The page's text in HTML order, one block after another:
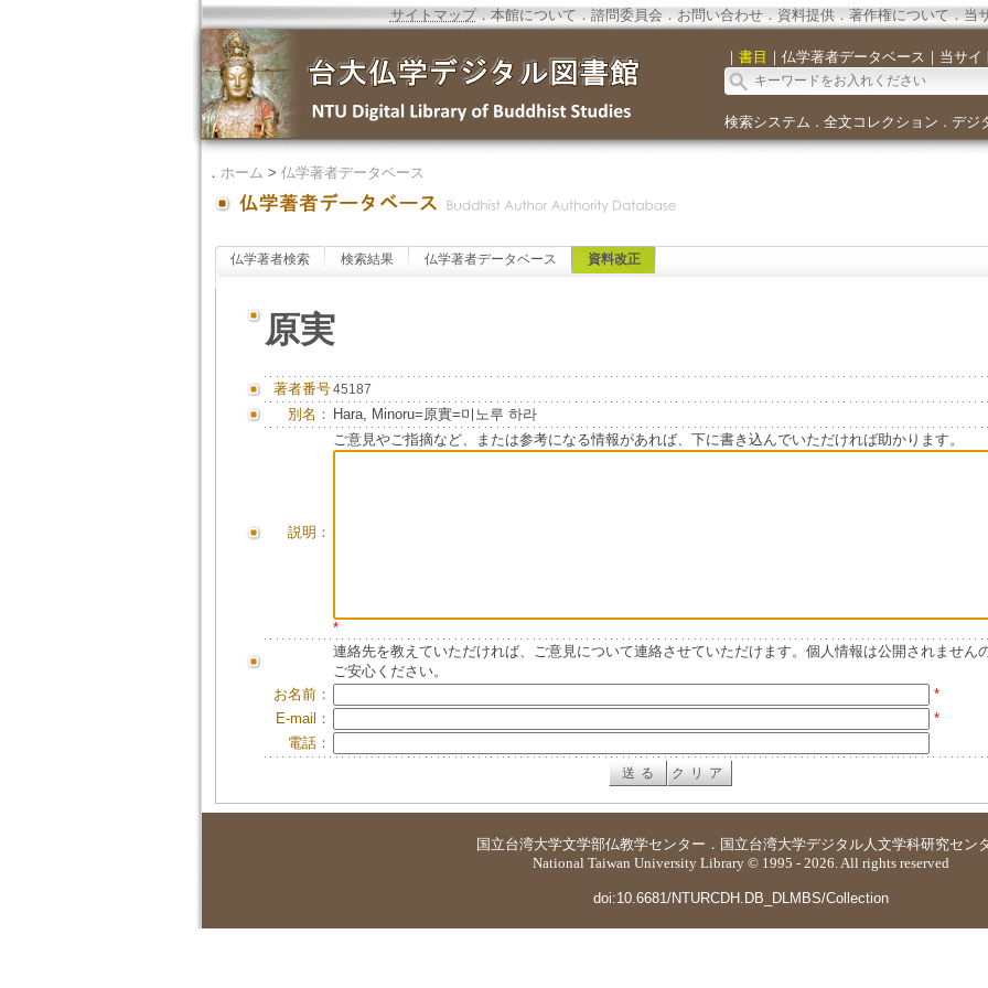
サイトマップ．本館について．諮問委員会． お問い合わせ． 資料提供．著作権について．当
｜ 書目 ｜ 仏学著者データベース ｜ 当サイ
検索システム ． 全文コレクション ． デジ
． ホーム > 仏学著者データベース
仏学著者検索 検索結果 仏学著者データベース 資料改正
原実
著者番号45187
別名： Hara, Minoru=原實=미노루 하라
説明：
ご意見やご指摘など、または参考になる情報があれば、下に書き込んでいただければ助かります。
*
連絡先を教えていただければ、ご意見について連絡させていただけます。個人情報は公開されません
ご安心ください。
お名前：
*
E-mail：
*
電話：
国立台湾大学文学部仏教学センター ． 国立台湾大学デジタル人文学科研究セン
National Taiwan University Library © 1995 - 2026. All rights reserved
doi:10.6681/NTURCDH.DB_DLMBS/Collection